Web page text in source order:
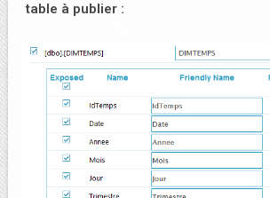
table à publier :